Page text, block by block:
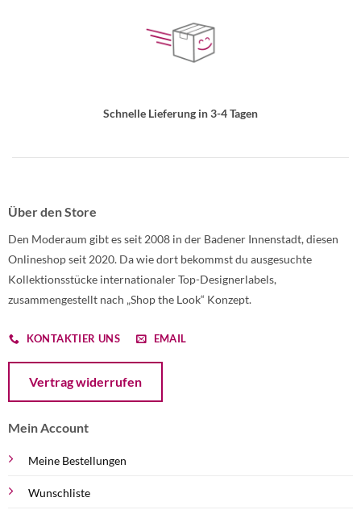
Schnelle Lieferung in 3-4 Tagen
Über den Store
Den Moderaum gibt es seit 2008 in der Badener Innenstadt, diesen
Onlineshop seit 2020. Da wie dort bekommst du ausgesuchte
Kollektionsstücke internationaler Top-Designerlabels,
zusammengestellt nach „Shop the Look“ Konzept.
KONTAKTIER UNS EMAIL
Vertrag widerrufen
Mein Account
Meine Bestellungen
Wunschliste